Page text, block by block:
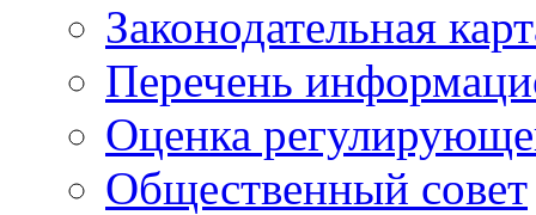
Законодательная
Перечень
Оценка
Общественный совет